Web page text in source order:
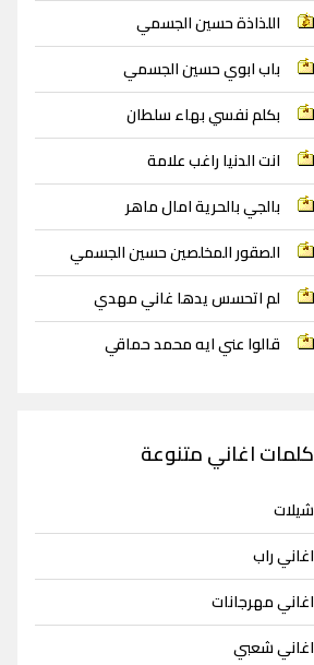
اللذاذة حسين الجسمي
باب ابوي حسين الجسمي
بكلم نفسي بهاء سلطان
انت الدنيا راغب علامة
بالجي بالحرية امال ماهر
الصقور المخلصين حسين الجسمي
لم اتحسس يدها غاني مهدي
قالوا عني ايه محمد حماقي
كلمات اغاني متنوعة
شيلات
اغاني راب
اغاني مهرجانات
اغاني شعبي